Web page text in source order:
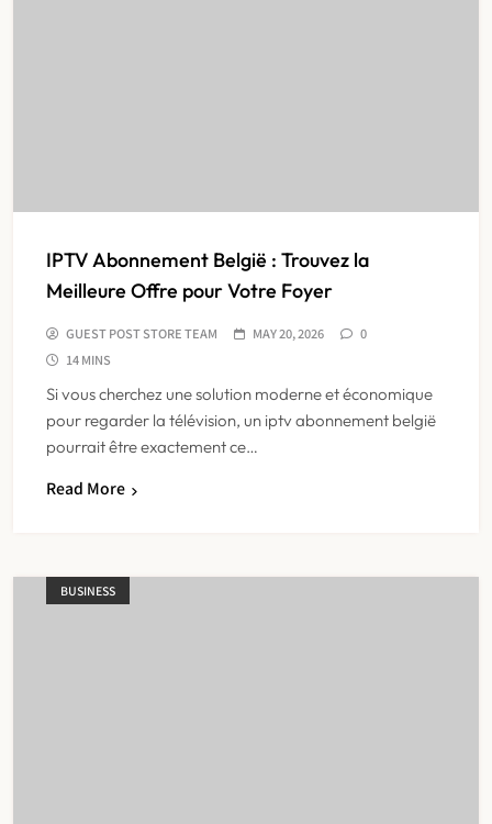
IPTV Abonnement België : Trouvez la
Meilleure Offre pour Votre Foyer
GUEST POST STORE TEAM MAY 20, 2026
0
14 MINS
Si vous cherchez une solution moderne et économique
pour regarder la télévision, un iptv abonnement belgië
pourrait être exactement ce…
Read More
BUSINESS